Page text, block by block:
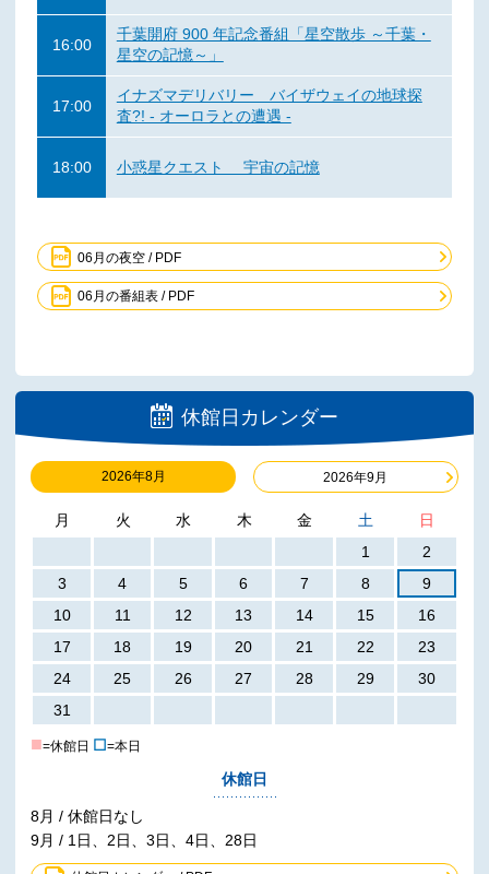
休館日カレンダー
2026年8月 2026年9月
月 火 水 木 金 土
日
1
2
3
4 5 6 7 8
9
10
11 12 13 14 15
16
17
18 19 20 21 22
23
24
25 26 27 28 29
30
31
■=休館日 ☐=本日
休館日
8月 / 休館日なし
9月 / 1日、2日、3日、4日、28日
16:00
千葉開府 900 年記念番組「星空散歩 ～千葉・
星空の記憶～」
17:00
イナズマデリバリー バイザウェイの地球探
査?! - オーロラとの遭遇 -
18:00 小惑星クエスト 宇宙の記憶
06月の夜空 / PDF
06月の番組表 / PDF